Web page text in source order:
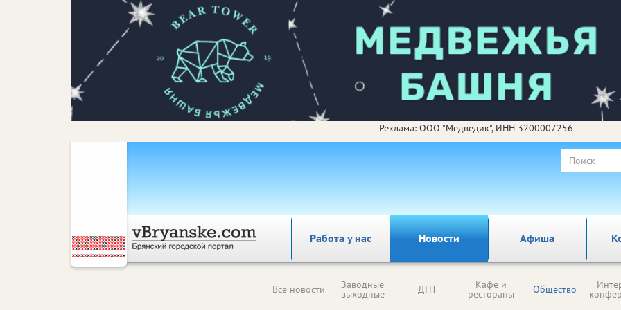
Реклама: ООО "Медведик", ИНН 3200007256
Работа у нас Новости Афиша
Все новости Заводные
выходные ДТП Кафе и
рестораны Общество